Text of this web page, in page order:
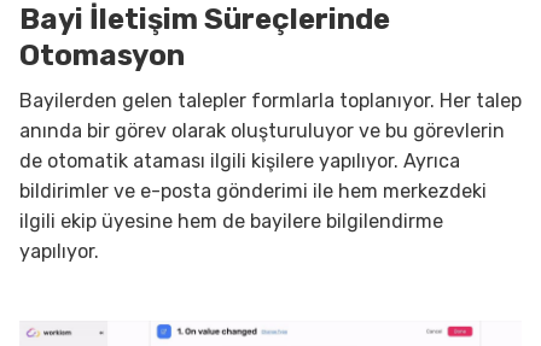
Bayi İletişim Süreçlerinde
Otomasyon
Bayilerden gelen talepler formlarla toplanıyor. Her talep
anında bir görev olarak oluşturuluyor ve bu görevlerin
de otomatik ataması ilgili kişilere yapılıyor. Ayrıca
bildirimler ve e-posta gönderimi ile hem merkezdeki
ilgili ekip üyesine hem de bayilere bilgilendirme
yapılıyor.